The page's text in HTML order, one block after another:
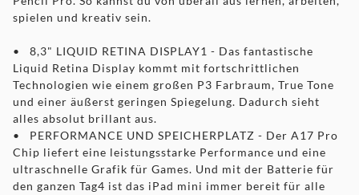
spielen und kreativ sein.
• 8,3" LIQUID RETINA DISPLAY1 - Das fantastische
Liquid Retina Display kommt mit fortschrittlichen
Technologien wie einem großen P3 Farbraum, True Tone
und einer äußerst geringen Spiegelung. Dadurch sieht
alles absolut brillant aus.
• PERFORMANCE UND SPEICHERPLATZ - Der A17 Pro
Chip liefert eine leistungsstarke Performance und eine
ultraschnelle Grafik für Games. Und mit der Batterie für
den ganzen Tag4 ist das iPad mini immer bereit für alle